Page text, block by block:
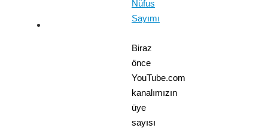
Biraz
önce
YouTube.com
kanalımızın
üye
sayısı